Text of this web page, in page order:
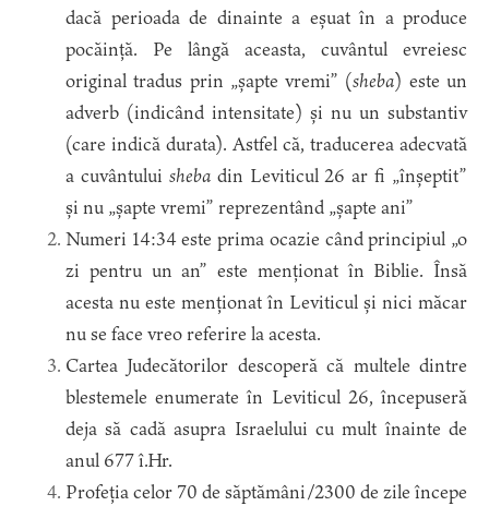
dacă perioada de dinainte a eșuat în a produce
pocăință. Pe lângă aceasta, cuvântul evreiesc
original tradus prin „șapte vremi” (sheba) este un
adverb (indicând intensitate) și nu un substantiv
(care indică durata). Astfel că, traducerea adecvată
a cuvântului shebadin Leviticul 26 ar fi „înșeptit”
și nu „șapte vremi” reprezentând „șapte ani”
Numeri 14:34 este prima ocazie când principiul „o
zi pentru un an” este menționat în Biblie. Însă
acesta nu este menționat în Leviticul și nici măcar
nu se face vreo referire la acesta.
Cartea Judecătorilor descoperă că multele dintre
blestemele enumerate în Leviticul 26, începuseră
deja să cadă asupra Israelului cu mult înainte de
anul 677 î.Hr.
Profeția celor 70 de săptămâni/2300 de zile începe